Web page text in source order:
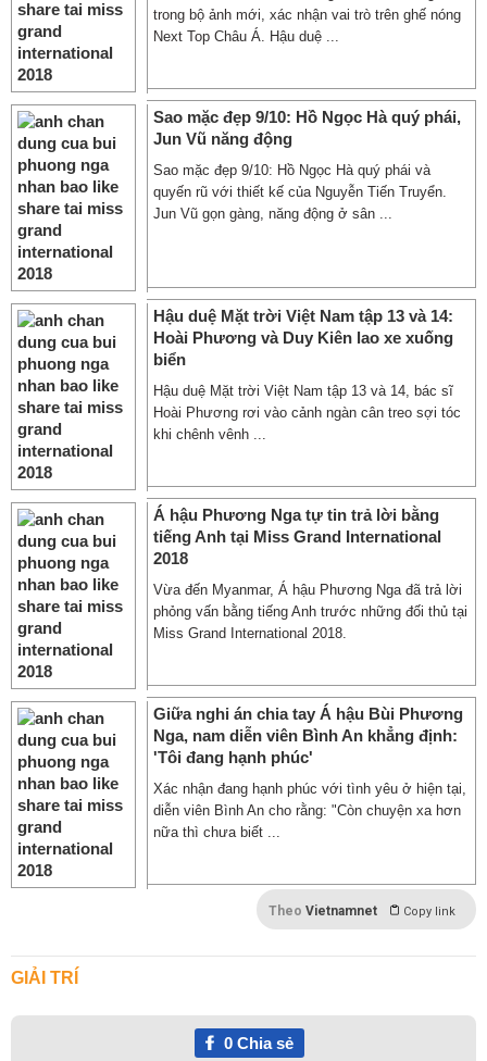
trong bộ ảnh mới, xác nhận vai trò trên ghế nóng
Next Top Châu Á. Hậu duệ ...
Sao mặc đẹp 9/10: Hồ Ngọc Hà quý phái,
Jun Vũ năng động
Sao mặc đẹp 9/10: Hồ Ngọc Hà quý phái và
quyến rũ với thiết kế của Nguyễn Tiến Truyển.
Jun Vũ gọn gàng, năng động ở sân ...
Hậu duệ Mặt trời Việt Nam tập 13 và 14:
Hoài Phương và Duy Kiên lao xe xuống
biển
Hậu duệ Mặt trời Việt Nam tập 13 và 14, bác sĩ
Hoài Phương rơi vào cảnh ngàn cân treo sợi tóc
khi chênh vênh ...
Á hậu Phương Nga tự tin trả lời bằng
tiếng Anh tại Miss Grand International
2018
Vừa đến Myanmar, Á hậu Phương Nga đã trả lời
phỏng vấn bằng tiếng Anh trước những đối thủ tại
Miss Grand International 2018.
Giữa nghi án chia tay Á hậu Bùi Phương
Nga, nam diễn viên Bình An khẳng định:
'Tôi đang hạnh phúc'
Xác nhận đang hạnh phúc với tình yêu ở hiện tại,
diễn viên Bình An cho rằng: "Còn chuyện xa hơn
nữa thì chưa biết ...
Theo Vietnamnet Copy link
GIẢI TRÍ
0Chia sẻ